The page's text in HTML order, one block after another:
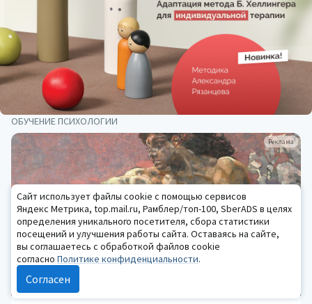
ОБУЧЕНИЕ ПСИХОЛОГИИ
Реклама
Сайт использует файлы cookie с помощью сервисов
Яндекс Метрика, top.mail.ru, Рамблер/топ-100, SberADS в целях
определения уникального посетителя, сбора статистики
посещений и улучшения работы сайта. Оставаясь на сайте,
вы соглашаетесь с обработкой файлов cookie
согласно Политике конфиденциальности.
Согласен